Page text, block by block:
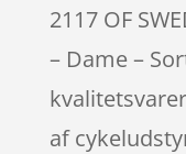
2117 OF
– Dame –
af